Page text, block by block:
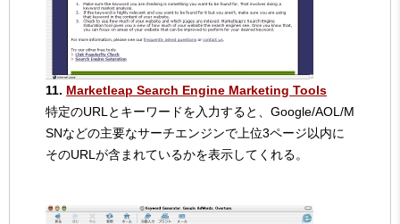
11. Marketleap Search Engine Marketing Tools
特定のURLとキーワードを入力すると、Google/AOL/M
SNなどの主要なサーチエンジンで上位3ページ以内に
そのURLが含まれているかを表示してくれる。